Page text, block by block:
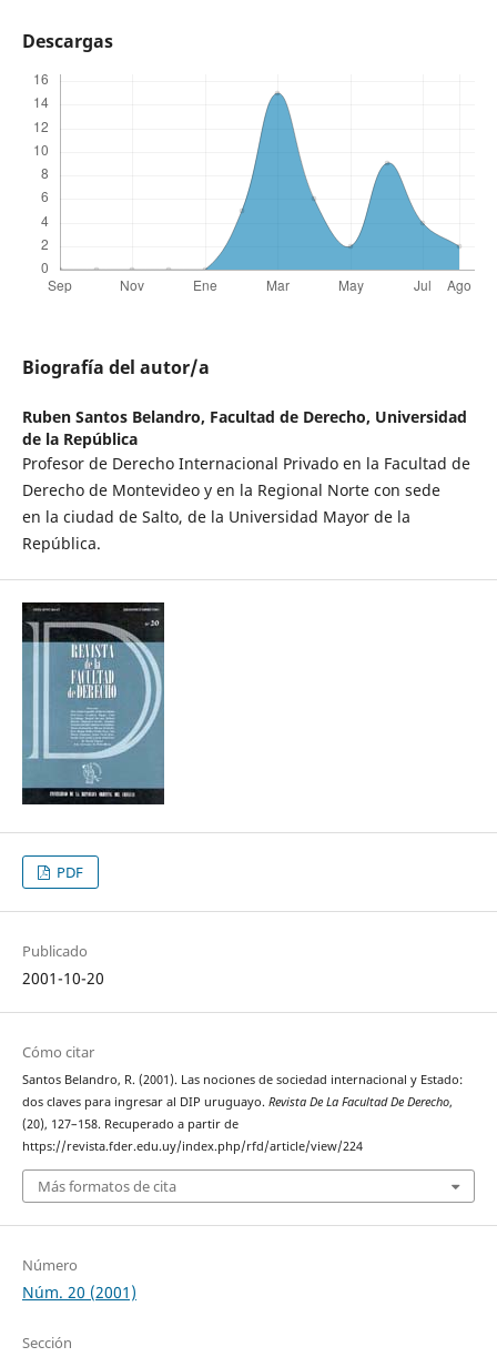
Descargas
Biografía del autor/a
Ruben Santos Belandro, Facultad de Derecho, Universidad
de la República
Profesor de Derecho Internacional Privado en la Facultad de
Derecho de Montevideo y en la Regional Norte con sede
en la ciudad de Salto, de la Universidad Mayor de la
República.
PDF
Publicado
2001-10-20
Cómo citar
Santos Belandro, R. (2001). Las nociones de sociedad internacional y Estado:
dos claves para ingresar al DIP uruguayo. Revista De La Facultad De Derecho,
(20), 127–158. Recuperado a partir de
https://revista.fder.edu.uy/index.php/rfd/article/view/224
Más formatos de cita
Número
Núm. 20 (2001)
Sección